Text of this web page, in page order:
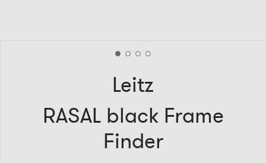
Leitz
RASAL black Frame
Finder